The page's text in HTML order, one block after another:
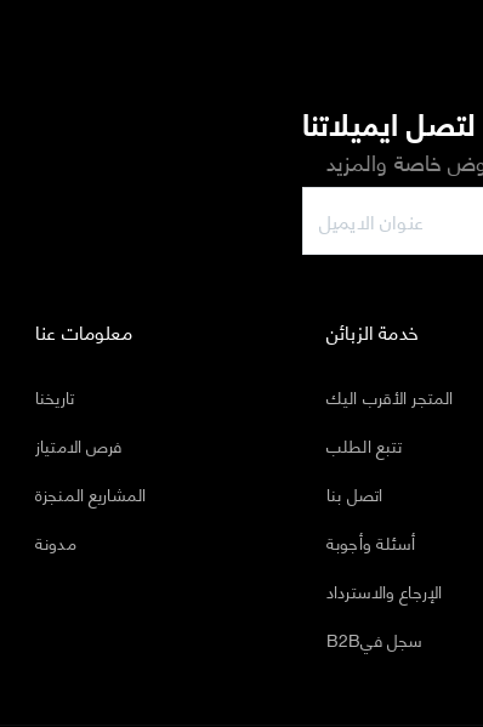
ايميلاتنا
خاصة والمزيد
معلومات عنا
تاريخنا
فرص الامتياز
المشاريع المنجزة
مدونة
خدمة الزبائن
المتجر الأقرب اليك
تتبع الطلب
اتصل بنا
أسئلة وأجوبة
الإرجاع والاسترداد
B2Bسجل في